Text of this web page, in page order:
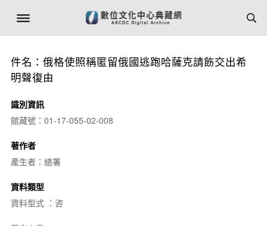
件名：俄格使照稱匿留俄國逃跑哈薩克請飭交出希
明聲復由
識別資訊
館藏號：01-17-055-02-008
著作者
產生者：總署
資料類型
資料型式 ：咨